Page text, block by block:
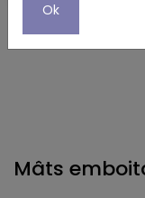
Mâts
Ok